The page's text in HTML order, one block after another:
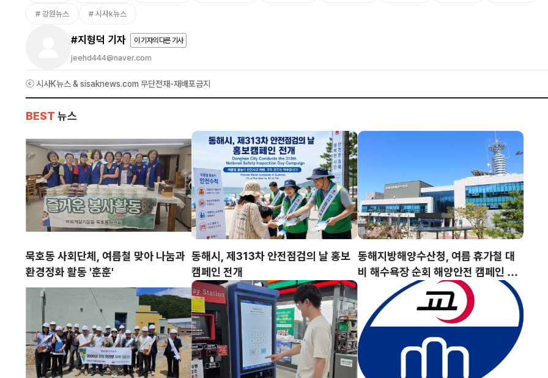
강원뉴스 시사k뉴스
#지형덕 기자 이 기자의 다른 기사
jeehd444@naver.com
ⓒ 시사K뉴스 & sisaknews.com 무단전재-재배포금지
BEST 뉴스
묵호동 사회단체, 여름철 맞아 나눔과
환경정화 활동 '훈훈'
동해시, 제313차 안전점검의 날 홍보
캠페인 전개
동해지방해양수산청, 여름 휴가철 대
비 해수욕장 순회 해양안전 캠페인 실
시